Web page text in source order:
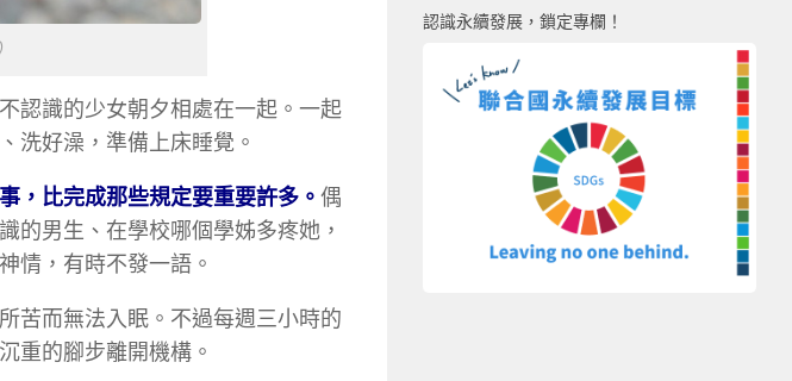
認識的少女朝夕相處在一起。一起
洗好澡，準備上床睡覺。
，比完成那些規定要重要許多。 偶
的男生、在學校哪個學姊多疼她，
情，有時不發一語。
苦而無法入眠。不過每週三小時的
重的腳步離開機構。
認識永續發展，鎖定專欄！